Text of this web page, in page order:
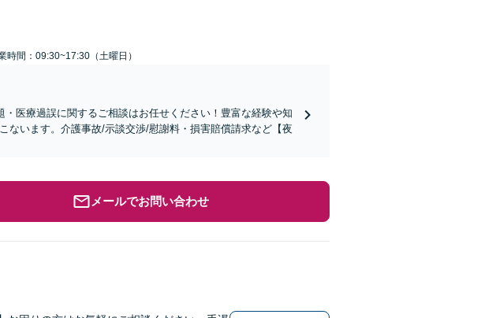
時間：09:30~17:30（土曜日）
・医療過誤に関するご相談はお任せください！豊富な経験や知
ないます。介護事故/示談交渉/慰謝料・損害賠償請求など【夜
メールでお問い合わせ